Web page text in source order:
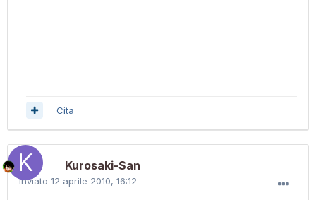
Cita
Kurosaki-San
Inviato 12 aprile 2010, 16:12